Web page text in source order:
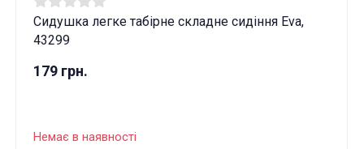
Сидушка легке табірне складне сидіння Eva,
43299
179 грн.
Немає в наявності